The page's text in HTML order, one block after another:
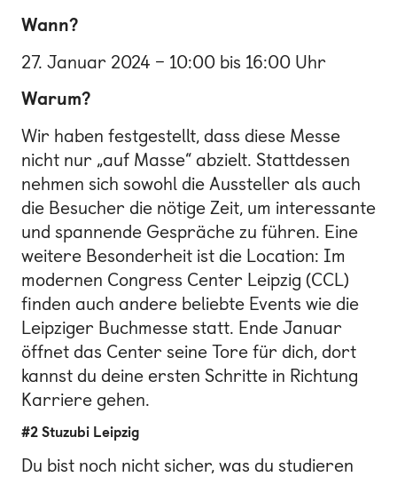
Wann?
27. Januar 2024 – 10:00 bis 16:00 Uhr
Warum?
Wir haben festgestellt, dass diese Messe
nicht nur „auf Masse“ abzielt. Stattdessen
nehmen sich sowohl die Aussteller als auch
die Besucher die nötige Zeit, um interessante
und spannende Gespräche zu führen. Eine
weitere Besonderheit ist die Location: Im
modernen Congress Center Leipzig (CCL)
finden auch andere beliebte Events wie die
Leipziger Buchmesse statt. Ende Januar
öffnet das Center seine Tore für dich, dort
kannst du deine ersten Schritte in Richtung
Karriere gehen.
#2 Stuzubi Leipzig
Du bist noch nicht sicher, was du studieren